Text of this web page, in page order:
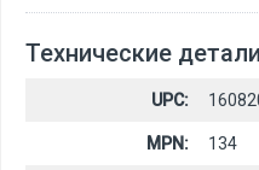
Технические детали
UPC:
MPN: 134